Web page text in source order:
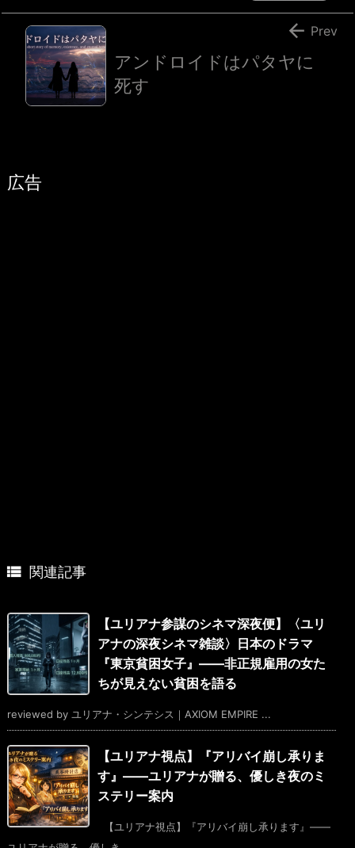
アンドロイドはパタヤに
死す
 Prev
広告
 関連記事
【ユリアナ参謀のシネマ深夜便】〈ユリ
アナの深夜シネマ雑談〉日本のドラマ
『東京貧困女子』——非正規雇用の女た
ちが見えない貧困を語る
reviewed by ユリアナ・シンテシス｜AXIOM EMPIRE ...
【ユリアナ視点】『アリバイ崩し承りま
す』——ユリアナが贈る、優しき夜のミ
ステリー案内
【ユリアナ視点】『アリバイ崩し承ります』——